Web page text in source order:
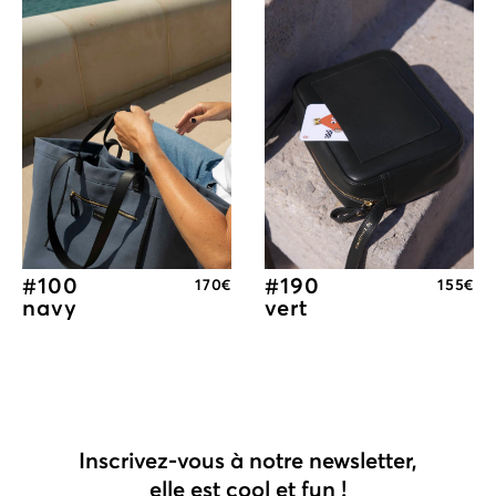
#100
navy
170€ #190
vert
155€
Inscrivez-vous à notre newsletter,
elle est cool et fun !